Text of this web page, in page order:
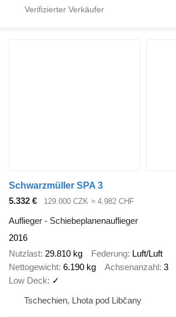
Schwarzmüller SPA 3
5.332 €
129.000 CZK ≈ 4.982 CHF
Auflieger - Schiebeplanenauflieger
2016
Nutzlast 29.810 kg Federung Luft/Luft
Nettogewicht 6.190 kg Achsenanzahl 3
Low Deck
✓
Tschechien, Lhota pod Libčany